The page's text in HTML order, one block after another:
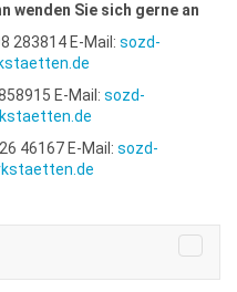
wenden Sie sich gerne an
283814 E-Mail: sozd-
E-Mail: sozd-
46167 E-Mail: sozd-